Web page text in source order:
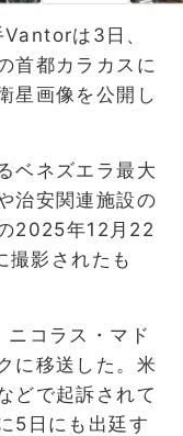
Vantorは3日、
首都カラカスに
星画像を公開し
ベネズエラ最大
治安関連施設の
2025年12月22
撮影されたも
コラス・マド
に移送した。米
どで起訴されて
5日にも出廷す